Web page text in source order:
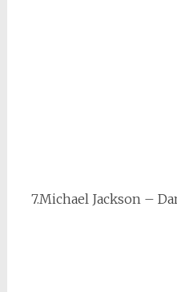
7.Michael Jackson –